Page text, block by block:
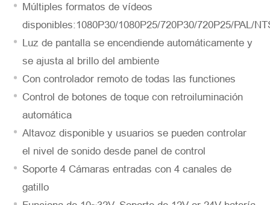
Solicitar
Múltiples formatos de vídeos
disponibles:1080P30/1080P25/720P30/720P25/PAL/
Luz de pantalla se encendiende automáticamente y
se ajusta al brillo del ambiente
Con controlador remoto de todas las functiones
Control de botones de toque con retroiluminación
automática
Altavoz disponible y usuarios se pueden controlar
el nivel de sonido desde panel de control
Soporte 4 Cámaras entradas con 4 canales de
gatillo